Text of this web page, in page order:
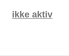
ikke aktiv